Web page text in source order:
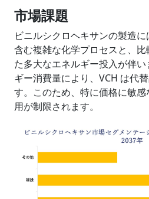
市場課題
ビニルシクロヘキサンの製造
含む複雑な化学プロセスと、
た多大なエネルギー投入が伴
ギー消費量により、VCH は代
す。このため、特に価格に敏
用が制限されます。